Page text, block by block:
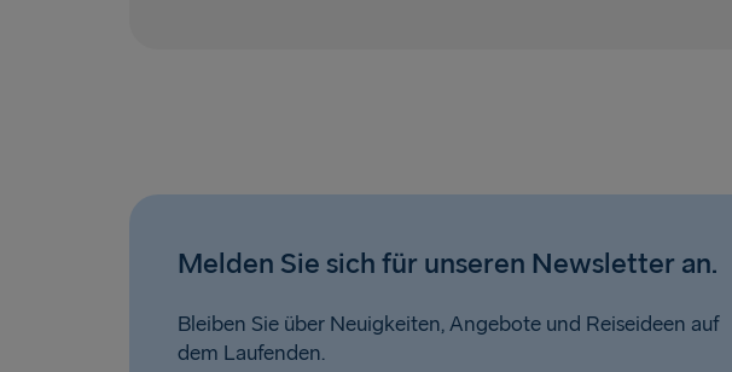
Melden Sie sich für unseren Newsletter an.
Bleiben Sie über Neuigkeiten, Angebote und Reiseideen auf
dem Laufenden.